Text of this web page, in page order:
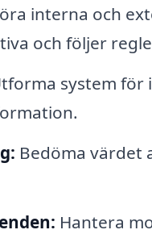
interna och
och följer
system för
Bedöma värdet
Hantera